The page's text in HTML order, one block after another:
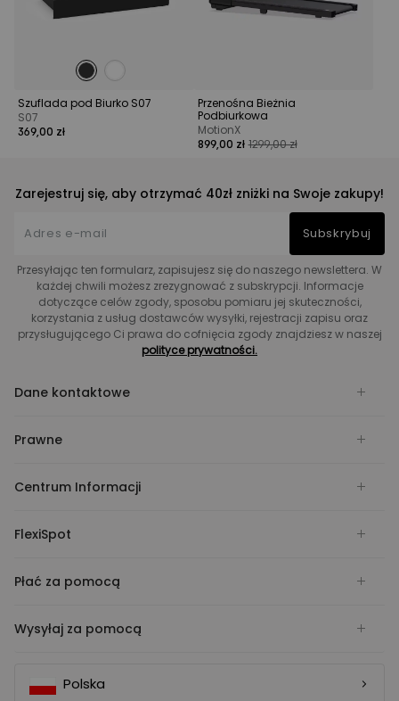
Szuflada pod Biurko S07
S07
369,00 zł
Przenośna Bieżnia
Podbiurkowa
MotionX
899,00 zł 1299,00 zł
Zarejestruj się, aby otrzymać 40zł zniżki na Swoje zakupy!
Subskrybuj
Przesyłając ten formularz, zapisujesz się do naszego newslettera. W
każdej chwili możesz zrezygnować z subskrypcji. Informacje
dotyczące celów zgody, sposobu pomiaru jej skuteczności,
korzystania z usług dostawców wysyłki, rejestracji zapisu oraz
przysługującego Ci prawa do cofnięcia zgody znajdziesz w naszej
polityce prywatności.
Dane kontaktowe
Prawne
Centrum Informacji
FlexiSpot
Płać za pomocą
Wysyłaj za pomocą
Polska